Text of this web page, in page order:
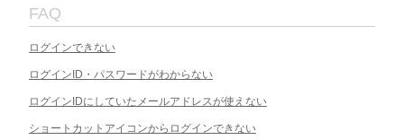
FAQ
ログインできない
ログインID・パスワードがわからない
ログインIDにしていたメールアドレスが使えない
ショートカットアイコンからログインできない